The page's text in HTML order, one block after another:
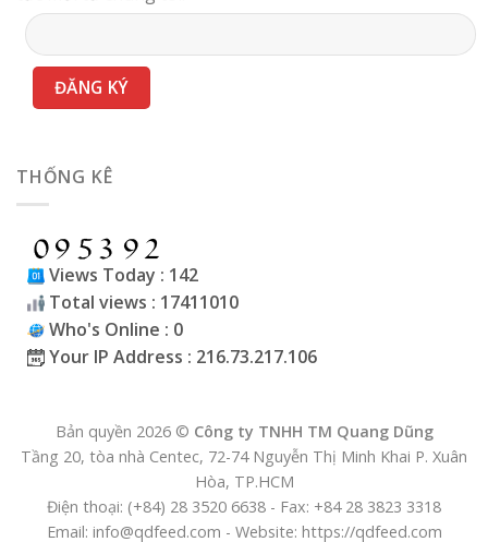
THỐNG KÊ
Views Today : 142
Total views : 17411010
Who's Online : 0
Your IP Address : 216.73.217.106
Bản quyền 2026 © Công ty TNHH TM Quang Dũng
Tầng 20, tòa nhà Centec, 72-74 Nguyễn Thị Minh Khai P. Xuân
Hòa, TP.HCM
Điện thoại: (+84) 28 3520 6638 - Fax: +84 28 3823 3318
Email: info@qdfeed.com - Website: https://qdfeed.com